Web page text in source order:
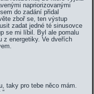
napriorizovanými
do zadání přidal
zboř se, ten výstup
zadat jedné té sinusovce
se mi líbil. Byl ale pomalu
z energetiky. Ve dveřích
taky pro tebe něco mám.